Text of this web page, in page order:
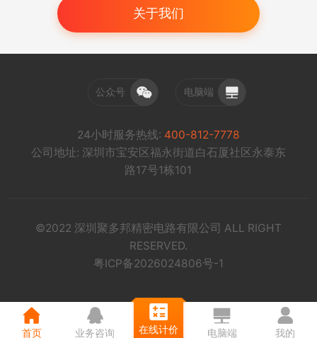
关于我们
公众号 电脑端
24小时服务热线: 400-812-7778
公司地址: 深圳市宝安区福永街道白石厦社区永泰东
路17号1栋101
©2022 深圳聚多邦精密电路有限公司 ALL RIGHT
RESERVED.
粤ICP备2026024806号-1
首页 业务咨询 在线计价 电脑端 我的